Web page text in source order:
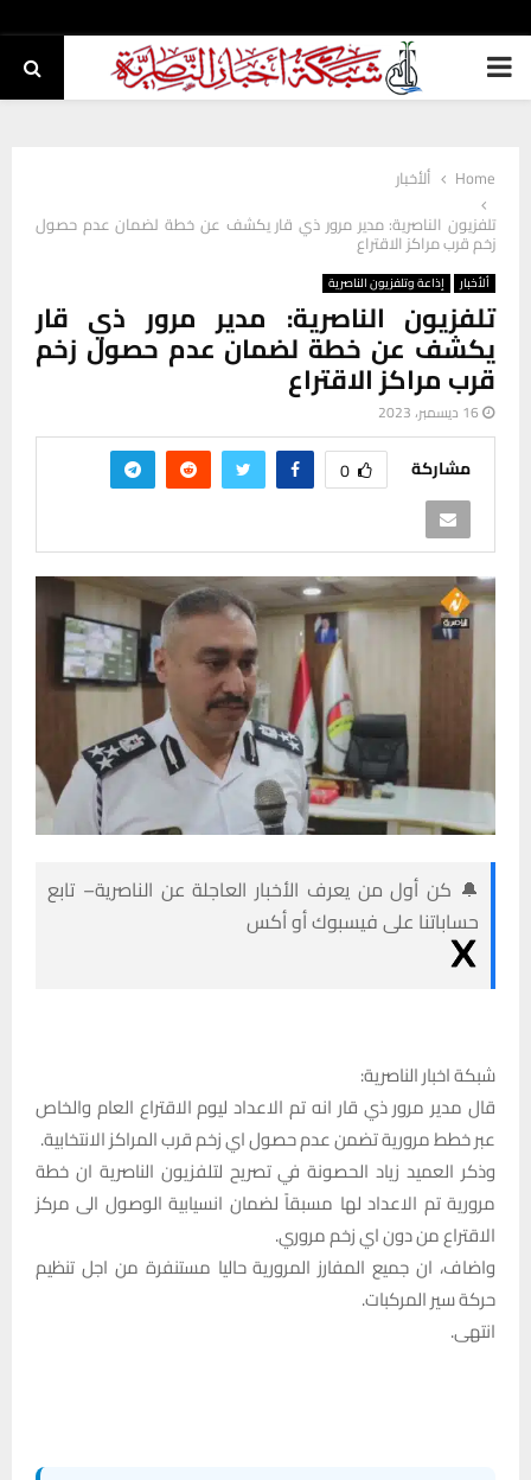
PRIMARY
Home
ألأخبار
تلفزيون الناصرية: مدير مرور ذي قار يكشف عن خطة لضمان عدم حصول
زخم قرب مراكز الاقتراع
ألأخبار إذاعة وتلفزيون الناصرية
تلفزيون الناصرية: مدير مرور ذي قار
يكشف عن خطة لضمان عدم حصول زخم
قرب مراكز الاقتراع
16 ديسمبر، 2023
مشاركة 0
🔔 كن أول من يعرف الأخبار العاجلة عن الناصرية– تابع
حساباتنا على فيسبوك أو أكس
شبكة اخبار الناصرية:
قال مدير مرور ذي قار انه تم الاعداد ليوم الاقتراع العام والخاص
عبر خطط مرورية تضمن عدم حصول اي زخم قرب المراكز الانتخابية.
وذكر العميد زياد الحصونة في تصريح لتلفزيون الناصرية ان خطة
مرورية تم الاعداد لها مسبقاً لضمان انسيابية الوصول الى مركز
الاقتراع من دون اي زخم مروري.
واضاف، ان جميع المفارز المرورية حاليا مستنفرة من اجل تنظيم
حركة سير المركبات.
انتهى.